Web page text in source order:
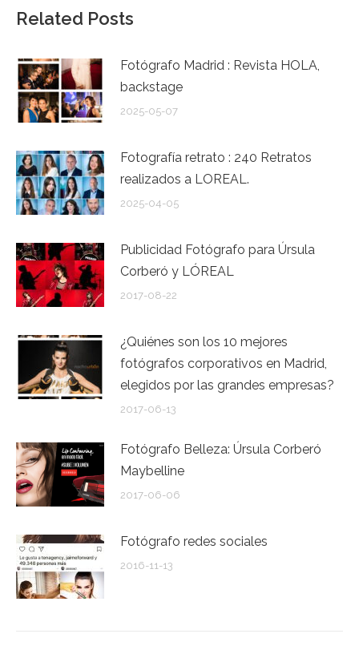
Related Posts
Fotógrafo Madrid : Revista HOLA,
backstage
2025-05-07
Fotografía retrato : 240 Retratos
realizados a LOREAL.
2025-04-05
Publicidad Fotógrafo para Úrsula
Corberó y LÓREAL
2017-08-22
¿Quiénes son los 10 mejores
fotógrafos corporativos en Madrid,
elegidos por las grandes empresas?
2017-06-13
Fotógrafo Belleza: Úrsula Corberó
Maybelline
2017-06-06
Fotógrafo redes sociales
2016-11-13